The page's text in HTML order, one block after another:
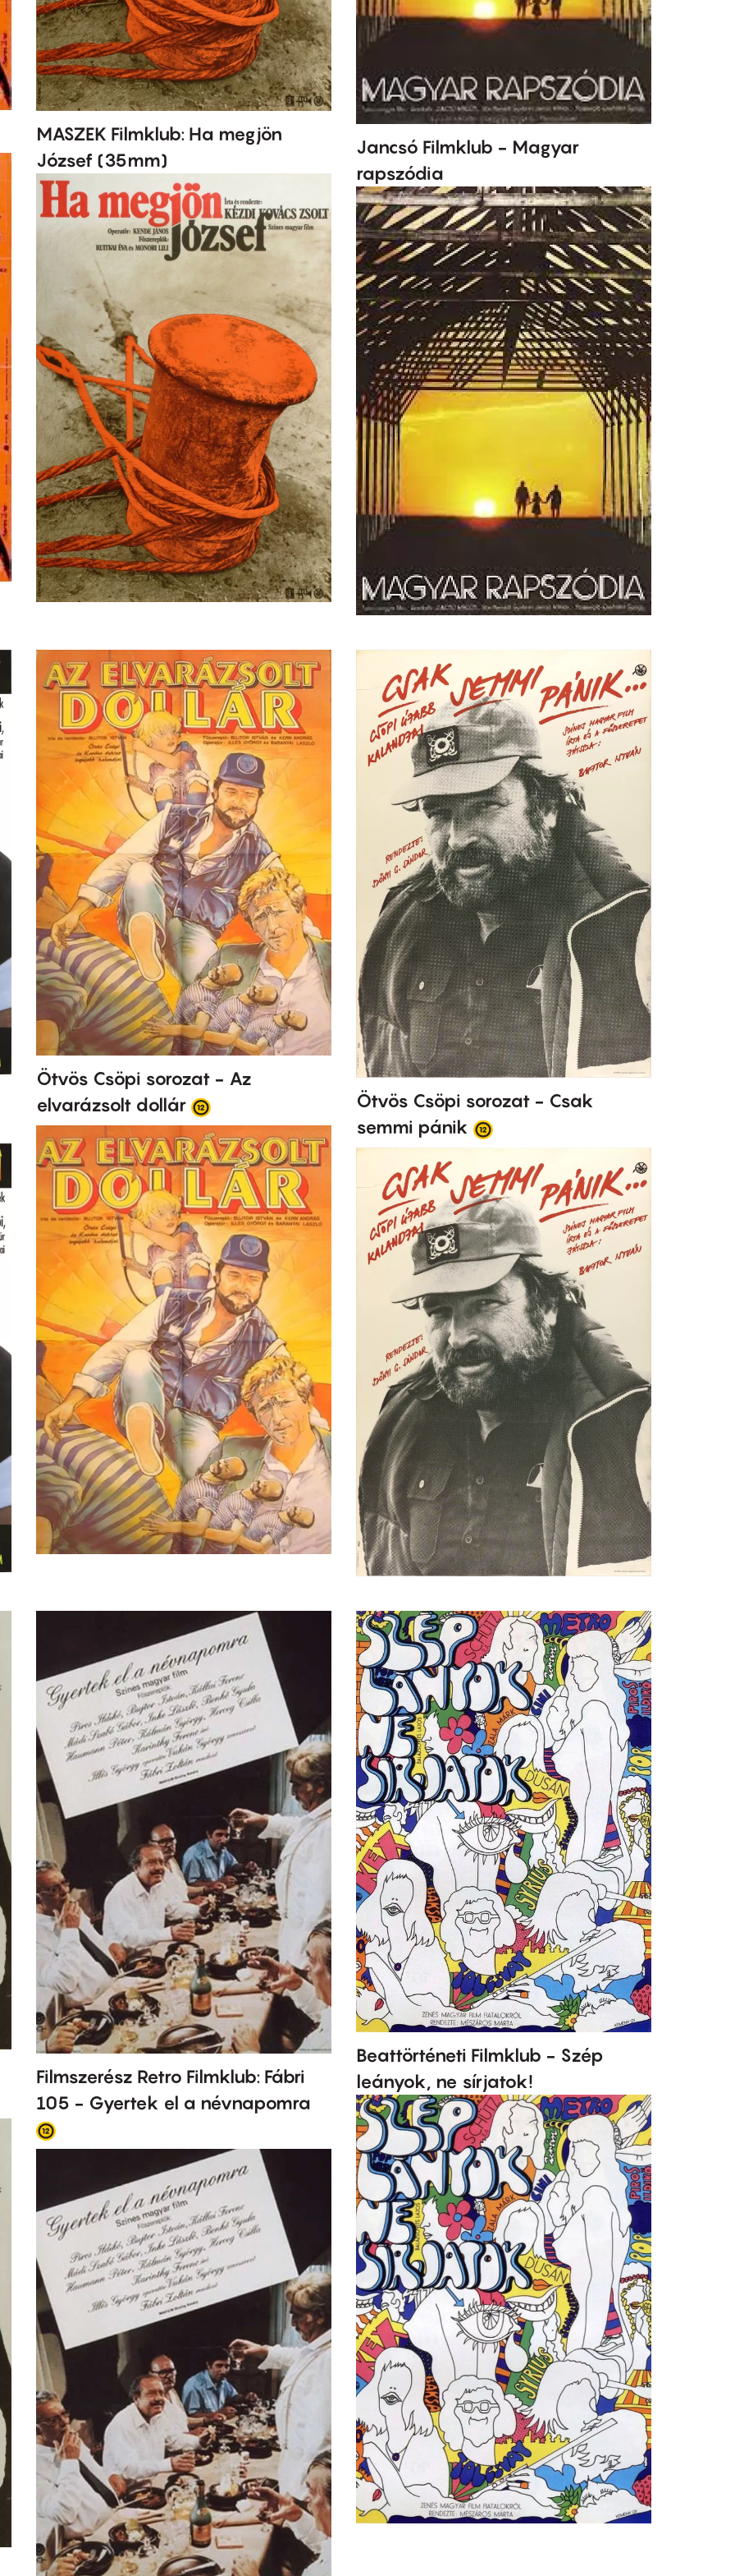
MASZEK Filmklub: Ha megjön
József (35mm)
Jancsó Filmklub - Magyar
rapszódia
Ötvös Csöpi sorozat - Az
elvarázsolt dollár
Ötvös Csöpi sorozat - Csak
semmi pánik
Filmszerész Retro Filmklub: Fábri
105 - Gyertek el a névnapomra
Beattörténeti Filmklub - Szép
leányok, ne sírjatok!